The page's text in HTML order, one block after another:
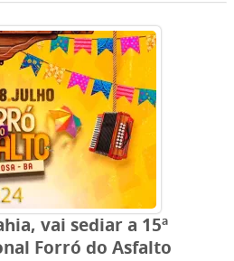
vai sediar a 15ª
Forró do Asfalto